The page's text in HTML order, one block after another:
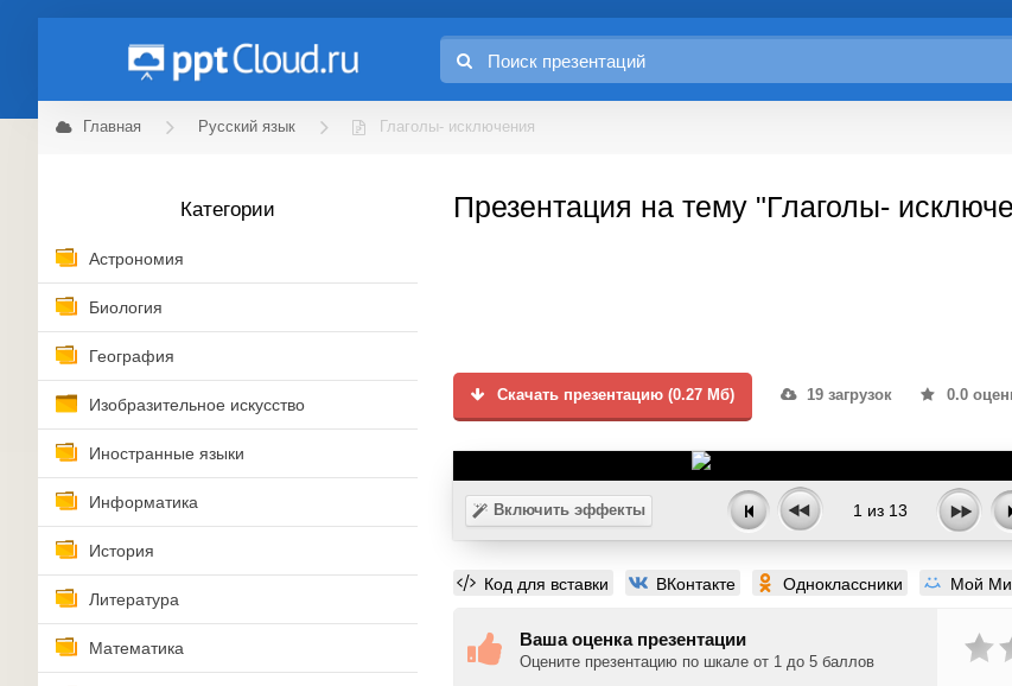
Главная Русский язык Глаголы- исключения
Категории
Астрономия
Биология
География
Изобразительное искусство
Иностранные языки
Информатика
История
Литература
Математика
Презентация на тему "Глаголы-
Скачать презентацию (0.27 Мб) 19 загрузок 0.0
Включить эффекты 1 из 13
Код для вставки ВКонтакте Одноклассники Мой
Ваша оценка презентации
Оцените презентацию по шкале от 1 до 5 баллов